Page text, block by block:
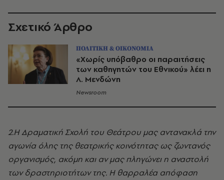
Σχετικό Άρθρο
ΠΟΛΙΤΙΚΗ & ΟΙΚΟΝΟΜΙΑ
«Χωρίς υπόβαθρο οι παραιτήσεις
των καθηγητών του Εθνικού» λέει η
Λ. Μενδώνη
Newsroom
2.Η Δραματική Σχολή του Θεάτρου μας αντανακλά την
αγωνία όλης της θεατρικής κοινότητας ως ζωντανός
οργανισμός, ακόμη και αν μας πληγώνει η αναστολή
των δραστηριοτήτων της. Η θαρραλέα απόφαση